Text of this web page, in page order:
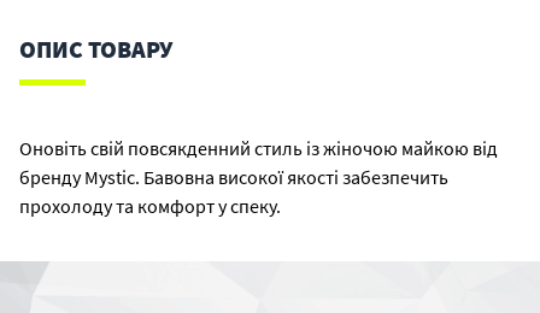
ОПИС ТОВАРУ
Оновіть свій повсякденний стиль із жіночою майкою від
бренду Mystic. Бавовна високої якості забезпечить
прохолоду та комфорт у спеку.